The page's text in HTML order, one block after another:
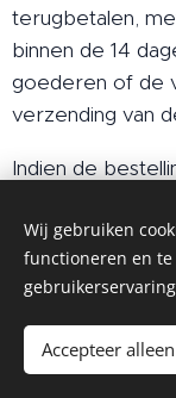
terugbetalen,
binnen de 14
goederen of de
verzending van
Indien de
drager is
voor dergelijke
te verliezen om
Indien de
heeft op de
Wij gebruiken
functioneren en
Accepteer